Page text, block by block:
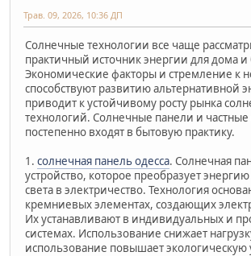
Трав. 09, 2026, 10:36 ДП
Солнечные технологии все чаще
практичный источник энергии для дома и
Экономические факторы и стремление к
способствуют развитию альтернативной
приводит к устойчивому росту рынка
технологий. Солнечные панели и частные
постепенно входят в бытовую практику.
1. солнечная панель одесса. Солнечная
устройство, которое преобразует
света в электричество. Технология
кремниевых элементах, создающих
Их устанавливают в индивидуальных и
системах. Использование снижает
использование повышает экологическую